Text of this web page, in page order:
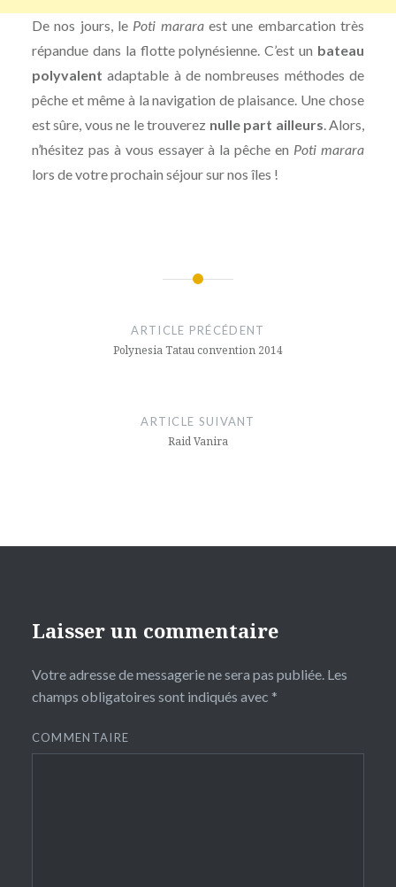
De nos jours, le Poti mararaest une embarcation très
répandue dans la flotte polynésienne. C’est un bateau
polyvalent adaptable à de nombreuses méthodes de
pêche et même à la navigation de plaisance. Une chose
est sûre, vous ne le trouverez nulle part ailleurs. Alors,
n’hésitez pas à vous essayer à la pêche en Poti marara
lors de votre prochain séjour sur nos îles !
ARTICLE PRÉCÉDENT
Polynesia Tatau convention 2014
ARTICLE SUIVANT
Raid Vanira
Laisser un commentaire
Votre adresse de messagerie ne sera pas publiée.Les
champs obligatoires sont indiqués avec *
COMMENTAIRE